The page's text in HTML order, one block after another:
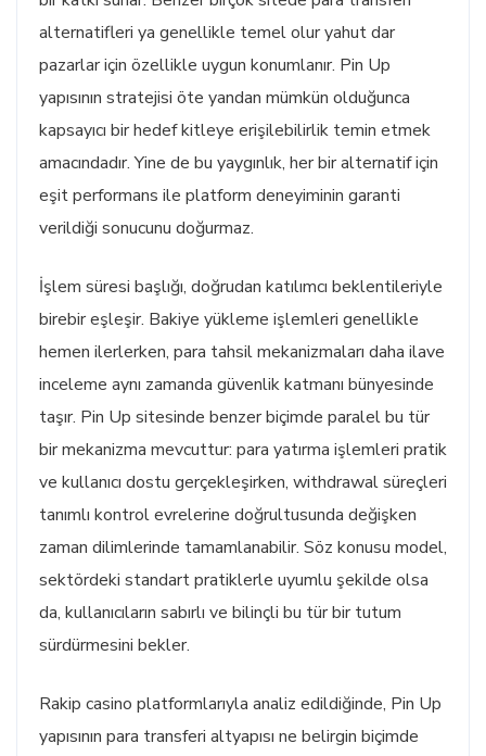
alternatifleri ya genellikle temel olur yahut dar
pazarlar için özellikle uygun konumlanır. Pin Up
yapısının stratejisi öte yandan mümkün olduğunca
kapsayıcı bir hedef kitleye erişilebilirlik temin etmek
amacındadır. Yine de bu yaygınlık, her bir alternatif için
eşit performans ile platform deneyiminin garanti
verildiği sonucunu doğurmaz.
İşlem süresi başlığı, doğrudan katılımcı beklentileriyle
birebir eşleşir. Bakiye yükleme işlemleri genellikle
hemen ilerlerken, para tahsil mekanizmaları daha ilave
inceleme aynı zamanda güvenlik katmanı bünyesinde
taşır. Pin Up sitesinde benzer biçimde paralel bu tür
bir mekanizma mevcuttur: para yatırma işlemleri pratik
ve kullanıcı dostu gerçekleşirken, withdrawal süreçleri
tanımlı kontrol evrelerine doğrultusunda değişken
zaman dilimlerinde tamamlanabilir. Söz konusu model,
sektördeki standart pratiklerle uyumlu şekilde olsa
da, kullanıcıların sabırlı ve bilinçli bu tür bir tutum
sürdürmesini bekler.
Rakip casino platformlarıyla analiz edildiğinde, Pin Up
yapısının para transferi altyapısı ne belirgin biçimde